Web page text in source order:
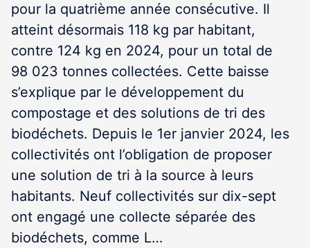
pour la quatrième année consécutive. Il
atteint désormais 118 kg par habitant,
contre 124 kg en 2024, pour un total de
98 023 tonnes collectées. Cette baisse
s’explique par le développement du
compostage et des solutions de tri des
biodéchets. Depuis le 1er janvier 2024, les
collectivités ont l’obligation de proposer
une solution de tri à la source à leurs
habitants. Neuf collectivités sur dix-sept
ont engagé une collecte séparée des
biodéchets, comme L…